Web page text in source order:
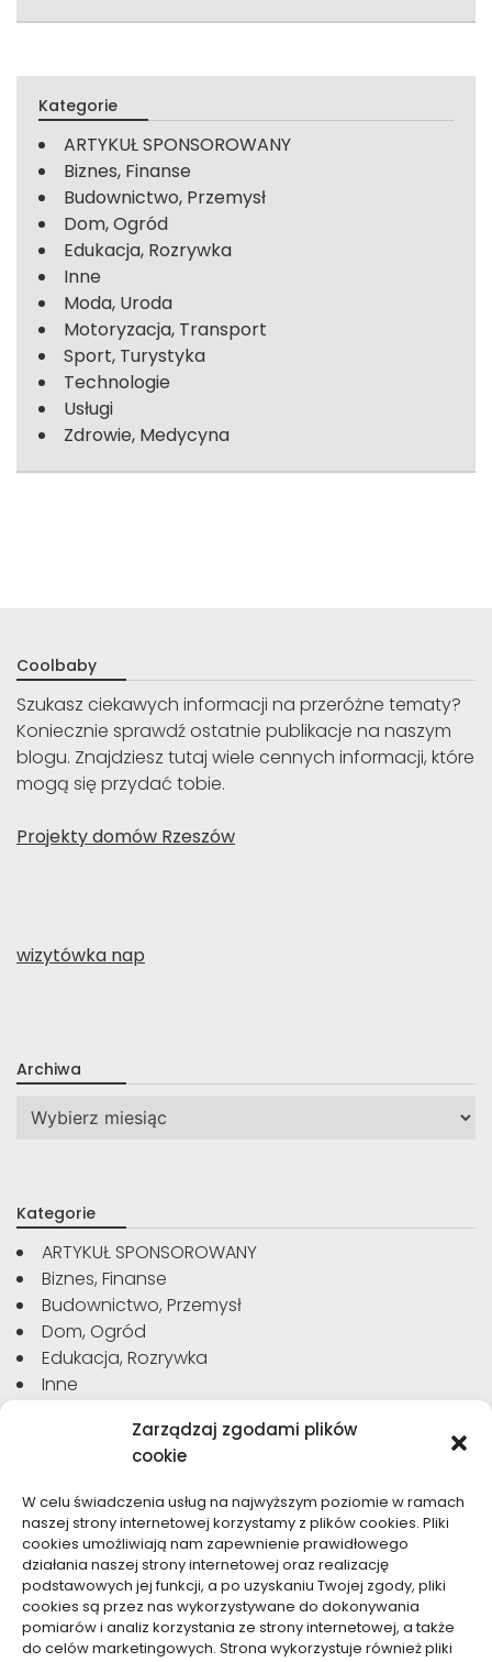
Zarządzaj zgodami plików
cookie
W celu świadczenia usług na najwyższym poziomie w ramach
naszej strony internetowej korzystamy z plików cookies. Pliki
cookies umożliwiają nam zapewnienie prawidłowego
działania naszej strony internetowej oraz realizację
podstawowych jej funkcji, a po uzyskaniu Twojej zgody, pliki
cookies są przez nas wykorzystywane do dokonywania
pomiarów i analiz korzystania ze strony internetowej, a także
do celów marketingowych. Strona wykorzystuje również pliki
Kategorie
ARTYKUŁ SPONSOROWANY
Biznes, Finanse
Budownictwo, Przemysł
Dom, Ogród
Edukacja, Rozrywka
Inne
Moda, Uroda
Motoryzacja, Transport
Sport, Turystyka
Technologie
Usługi
Zdrowie, Medycyna
Coolbaby
Szukasz ciekawych informacji na przeróżne tematy?
Koniecznie sprawdź ostatnie publikacje na naszym
blogu. Znajdziesz tutaj wiele cennych informacji, które
mogą się przydać tobie.
Projekty domów Rzeszów
wizytówka nap
Archiwa
Archiwa
Kategorie
ARTYKUŁ SPONSOROWANY
Biznes, Finanse
Budownictwo, Przemysł
Dom, Ogród
Edukacja, Rozrywka
Inne
Motoryzacja, Transport
Sport, Turystyka
Technologie
Usługi
Zdrowie, Medycyna
Dolącz do nas